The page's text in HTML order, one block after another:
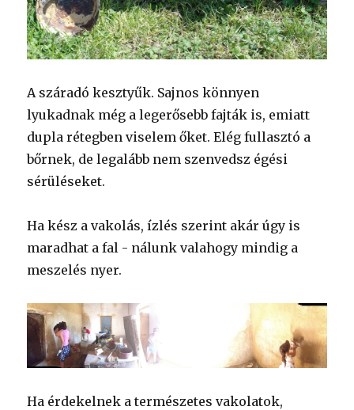
A száradó kesztyűk. Sajnos könnyen
lyukadnak még a legerősebb fajták is, emiatt
dupla rétegben viselem őket. Elég fullasztó a
bőrnek, de legalább nem szenvedsz égési
sérüléseket.
Ha kész a vakolás, ízlés szerint akár úgy is
maradhat a fal - nálunk valahogy mindig a
meszelés nyer.
Ha érdekelnek a természetes vakolatok,